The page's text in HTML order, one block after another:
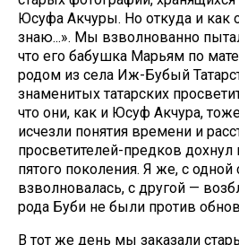
Юсуфа Акчуры. Но откуда и как
знаю...». Мы взволнованно
что его бабушка Марьям по
родом из села Иж-Бубый
знаменитых татарских
что они, как и Юсуф Акчура,
исчезли понятия времени и
просветителей-предков дохнул
пятого поколения. Я же, с одной
взволновалась, с другой —
рода Буби не были против
В тот же день мы заказали